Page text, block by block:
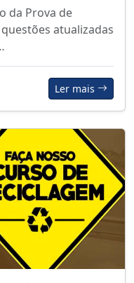
da Prova de
atualizadas
Ler mais